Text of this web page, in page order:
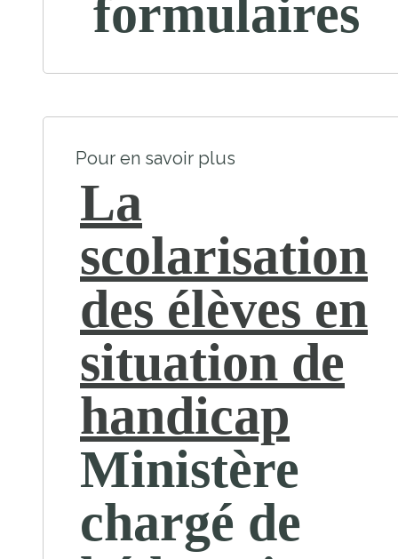
formulaires
Pour en savoir plus
La
scolarisation
des élèves en
situation de
handicap
Ministère
chargé de